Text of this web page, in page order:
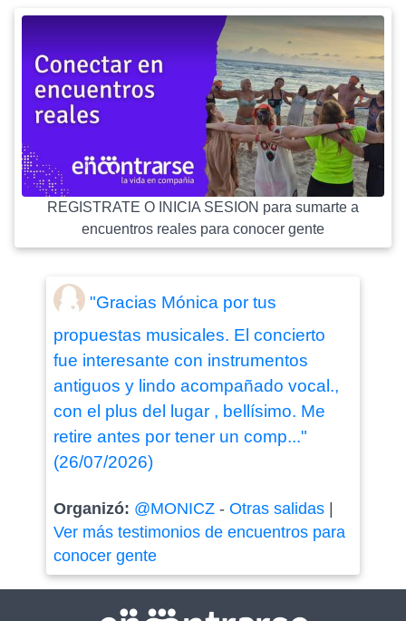
REGISTRATE O INICIA SESION para sumarte a
encuentros reales para conocer gente
"Gracias Mónica por tus
propuestas musicales. El concierto
fue interesante con instrumentos
antiguos y lindo acompañado vocal.,
con el plus del lugar , bellísimo. Me
retire antes por tener un comp..."
(26/07/2026)
Organizó: @MONICZ- Otras salidas|
Ver más testimonios de encuentros para
conocer gente